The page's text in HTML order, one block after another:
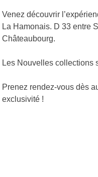
Venez découvrir
La Hamonais. D 33 entre
Châteaubourg.
Les Nouvelles collections
Prenez rendez-vous dès
exclusivité !